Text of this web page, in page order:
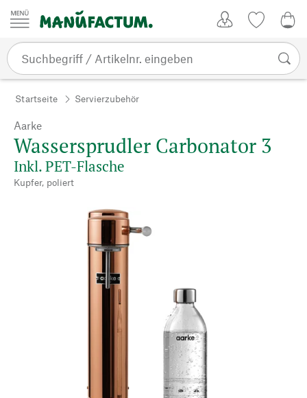
Zum Inhalt springen
Startseite Servierzubehör
Aarke
Wassersprudler Carbonator 3
Inkl. PET-Flasche
Kupfer, poliert